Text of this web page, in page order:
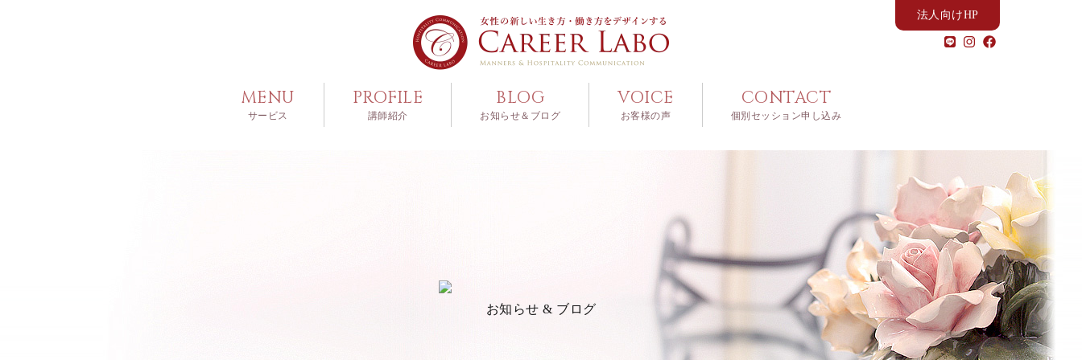
法人向けHP
MENU
サービス
PROFILE
講師紹介
BLOG
お知らせ＆ブログ
VOICE
お客様の声
CONTACT
個別セッション申し込み
お知らせ & ブログ